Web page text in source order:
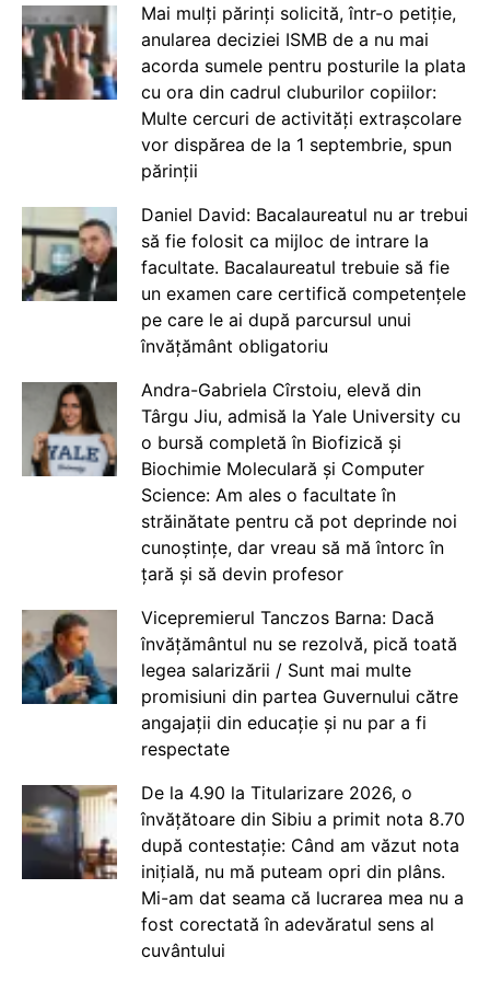
Mai mulți părinți solicită, într-o petiție,
anularea deciziei ISMB de a nu mai
acorda sumele pentru posturile la plata
cu ora din cadrul cluburilor copiilor:
Multe cercuri de activități extrașcolare
vor dispărea de la 1 septembrie, spun
părinții
Daniel David: Bacalaureatul nu ar trebui
să fie folosit ca mijloc de intrare la
facultate. Bacalaureatul trebuie să fie
un examen care certifică competențele
pe care le ai după parcursul unui
învățământ obligatoriu
Andra-Gabriela Cîrstoiu, elevă din
Târgu Jiu, admisă la Yale University cu
o bursă completă în Biofizică și
Biochimie Moleculară și Computer
Science: Am ales o facultate în
străinătate pentru că pot deprinde noi
cunoștințe, dar vreau să mă întorc în
țară și să devin profesor
Vicepremierul Tanczos Barna: Dacă
învățământul nu se rezolvă, pică toată
legea salarizării / Sunt mai multe
promisiuni din partea Guvernului către
angajații din educație și nu par a fi
respectate
De la 4.90 la Titularizare 2026, o
învățătoare din Sibiu a primit nota 8.70
după contestație: Când am văzut nota
inițială, nu mă puteam opri din plâns.
Mi-am dat seama că lucrarea mea nu a
fost corectată în adevăratul sens al
cuvântului